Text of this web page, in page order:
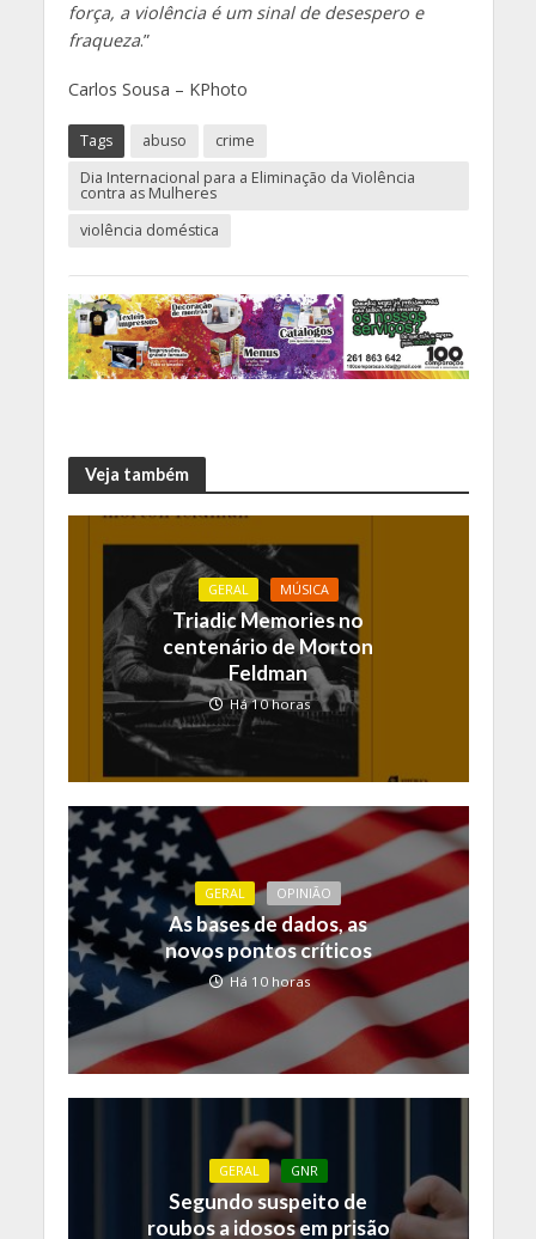
força, a violência é um sinal de desespero e
fraqueza.”
Carlos Sousa – KPhoto
Tags abuso
crime
Dia Internacional para a Eliminação da Violência
contra as Mulheres
violência doméstica
Veja também
GERAL MÚSICA
Triadic Memories no
centenário de Morton
Feldman
Há 10 horas
GERAL OPINIÃO
As bases de dados, as
novos pontos críticos
Há 10 horas
GERAL GNR
Segundo suspeito de
roubos a idosos em prisão